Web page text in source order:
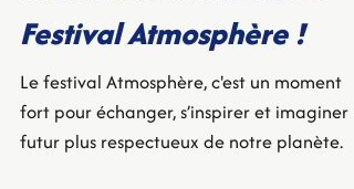
Quelle belle édition du
Festival Atmosphère !
Le festival Atmosphère, c'est un moment
fort pour échanger, s’inspirer et imaginer